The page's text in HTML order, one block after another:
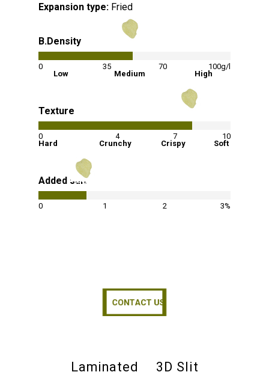
Expansion type: Fried
B.Density
0 35 70
100g/l
Low
Medium High
Texture
0 4 7
10
Hard
Crunchy Crispy Soft
Added salt
25%
0 1 2 3%
CONTACT US
Laminated 3D Slit